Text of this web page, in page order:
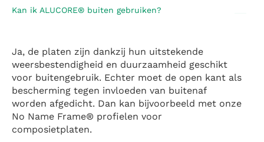
Kan ik ALUCORE® buiten gebruiken?
Ja, de platen zijn dankzij hun uitstekende
weersbestendigheid en duurzaamheid geschikt
voor buitengebruik. Echter moet de open kant als
bescherming tegen invloeden van buitenaf
worden afgedicht. Dan kan bijvoorbeeld met onze
No Name Frame® profielen voor
composietplaten.